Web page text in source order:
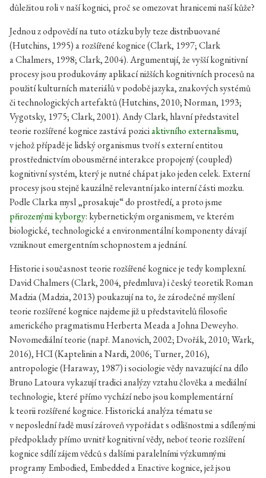
důležitou roli v naší kognici, proč se omezovat hranicemi naší kůže?
Jednou z odpovědí na tuto otázku byly teze distribuované
(Hutchins, 1995) a rozšířené kognice (Clark, 1997; Clark
a Chalmers, 1998; Clark, 2004). Argumentují, že vyšší kognitivní
procesy jsou produkovány aplikací nižších kognitivních procesů na
použití kulturních materiálů v podobě jazyka, znakových systémů
či technologických artefaktů (Hutchins, 2010; Norman, 1993;
Vygotsky, 1975; Clark, 2001). Andy Clark, hlavní představitel
teorie rozšířené kognice zastává poziciaktivního externalismu,
v jehož případě je lidský organismus tvoří s externí entitou
prostřednictvím obousměrné interakce propojený (coupled)
kognitivní systém, který je nutné chápat jako jeden celek. Externí
procesy jsou stejně kauzálně relevantní jako interní části mozku.
Podle Clarka mysl „prosakuje“ do prostředí, a proto jsme
přirozenými kyborgy: kybernetickým organismem, ve kterém
biologické, technologické a environmentální komponenty dávají
vzniknout emergentním schopnostem a jednání.
Historie i současnost teorie rozšířené kognice je tedy komplexní.
David Chalmers (Clark, 2004, předmluva) i český teoretik Roman
Madzia (Madzia, 2013) poukazují na to, že zárodečné myšlení
teorie rozšířené kognice najdeme již u představitelů filosofie
amerického pragmatismu Herberta Meada a Johna Deweyho.
Novomediální teorie (např. Manovich, 2002; Dvořák, 2010; Wark,
2016), HCI (Kaptelinin a Nardi, 2006; Turner, 2016),
antropologie (Haraway, 1987) i sociologie vědy navazující na dílo
Bruno Latoura vykazují tradici analýzy vztahu člověka a mediální
technologie, které přímo vychází nebo jsou komplementární
k teorii rozšířené kognice. Historická analýza tématu se
v neposlední řadě musí zároveň vypořádat s odlišnostmi a sdílenými
předpoklady přímo uvnitř kognitivní vědy, neboť teorie rozšíření
kognice sdílí zájem vědců s dalšími paralelními výzkumnými
programy Embodied, Embedded a Enactive kognice, jež jsou